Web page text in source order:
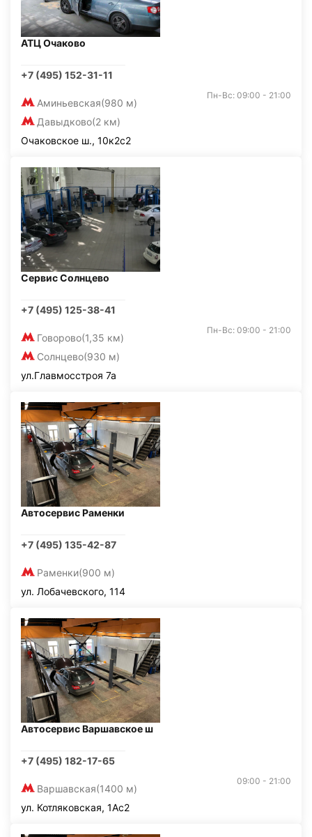
АТЦ Очаково
+7 (495) 152-31-11
Аминьевская(980 м)
Давыдково(2 км)
Пн-Вс: 09:00 - 21:00
Очаковское ш., 10к2с2
Сервис Солнцево
+7 (495) 125-38-41
Говорово(1,35 км)
Солнцево(930 м)
Пн-Вс: 09:00 - 21:00
ул.Главмосстроя 7а
Автосервис Раменки
+7 (495) 135-42-87
Раменки(900 м)
ул. Лобачевского, 114
Автосервис Варшавское ш
+7 (495) 182-17-65
Варшавская(1400 м)
09:00 - 21:00
ул. Котляковская, 1Ас2